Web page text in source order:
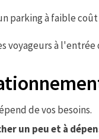
parking à faible coût
voyageurs à
de vos besoins.
un peu et à